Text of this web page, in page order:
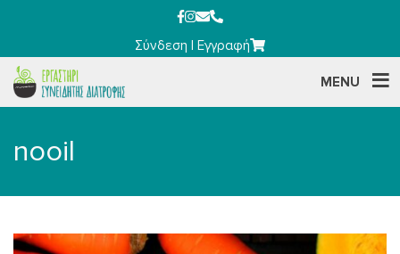
Σύνδεση |Εγγραφή
MENU
nooil